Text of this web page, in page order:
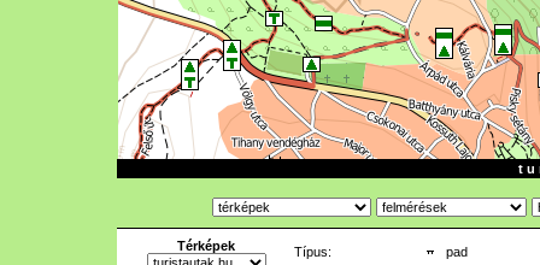
t u
Térképek Típus:
pad